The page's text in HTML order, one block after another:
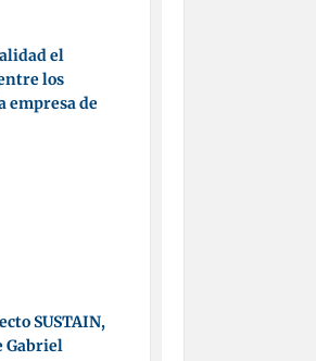
el
los
empresa de
SUSTAIN,
Gabriel